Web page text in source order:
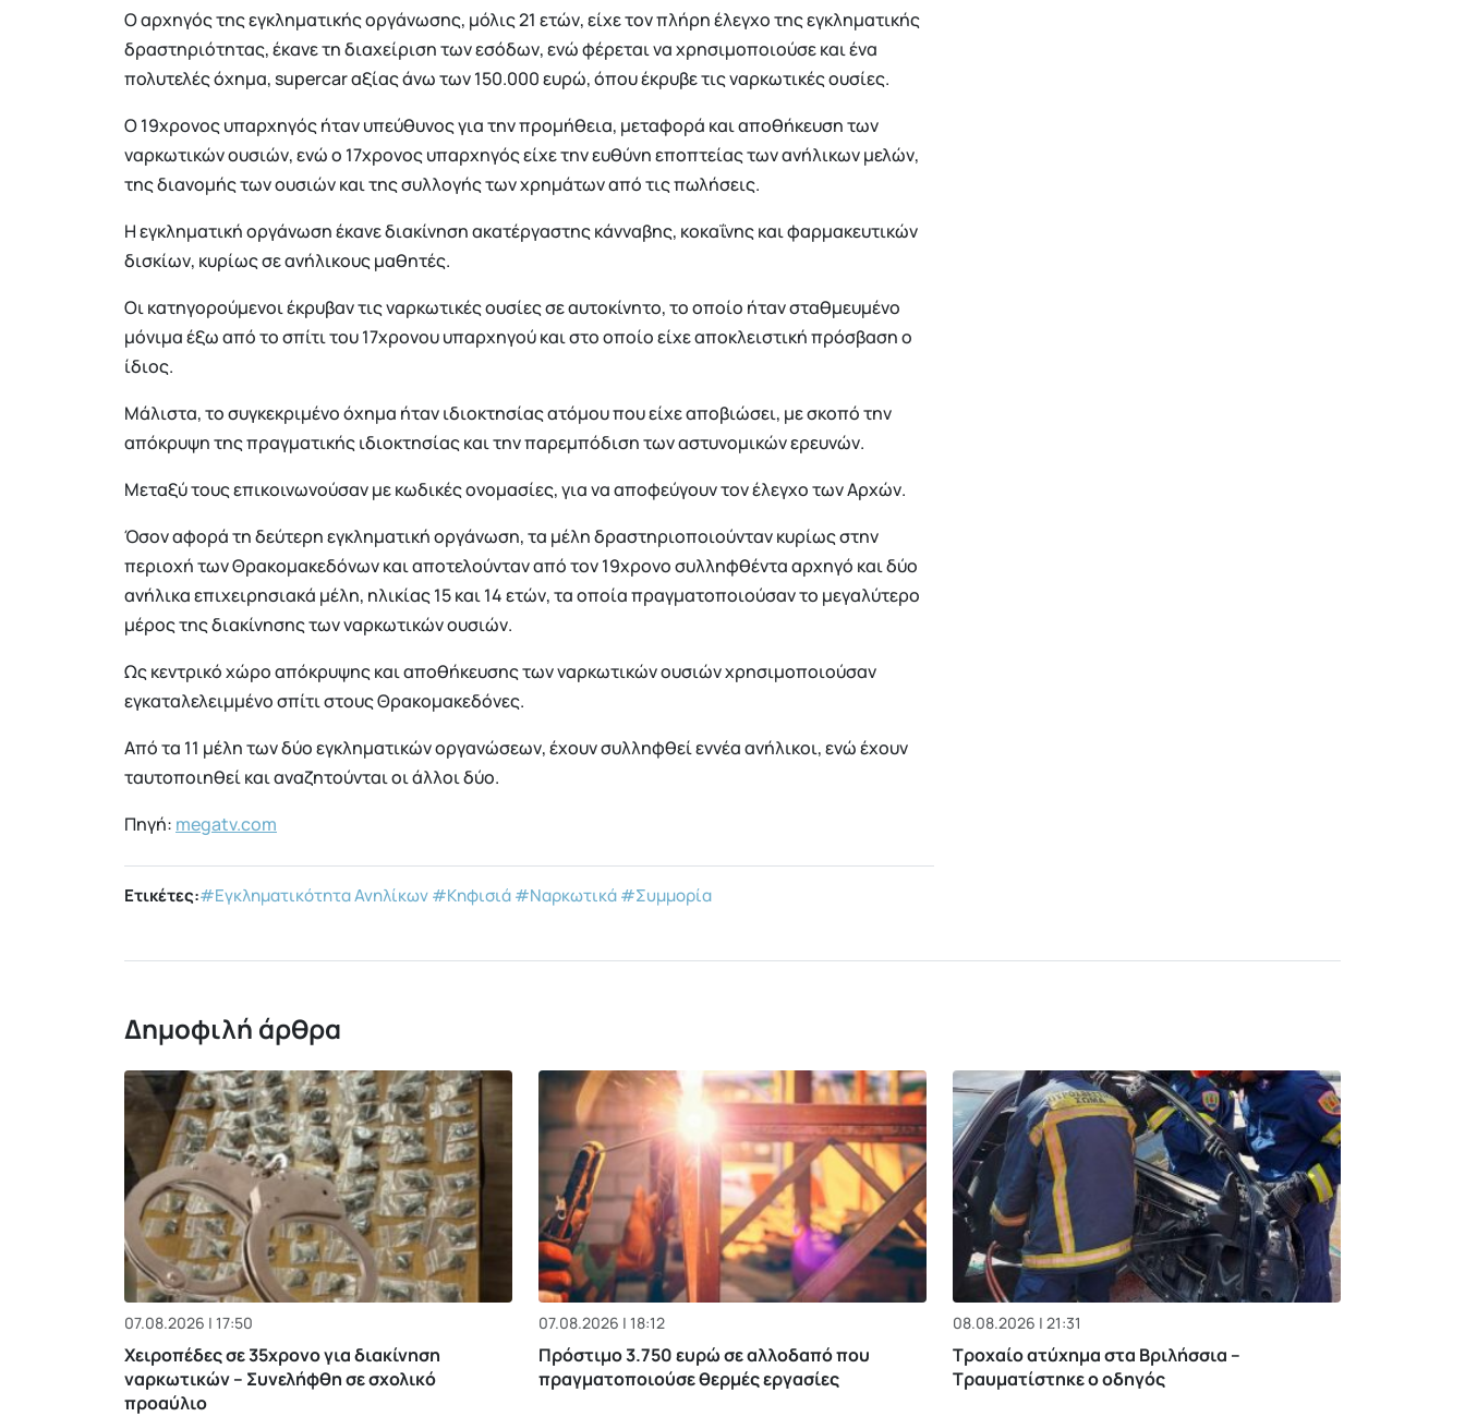
Ο αρχηγός της εγκληματικής οργάνωσης, μόλις 21 ετών, είχε τον πλήρη έλεγχο της εγκληματικής
δραστηριότητας, έκανε τη διαχείριση των εσόδων, ενώ φέρεται να χρησιμοποιούσε και ένα
πολυτελές όχημα, supercar αξίας άνω των 150.000 ευρώ, όπου έκρυβε τις ναρκωτικές ουσίες.
Ο 19χρονος υπαρχηγός ήταν υπεύθυνος για την προμήθεια, μεταφορά και αποθήκευση των
ναρκωτικών ουσιών, ενώ ο 17χρονος υπαρχηγός είχε την ευθύνη εποπτείας των ανήλικων μελών,
της διανομής των ουσιών και της συλλογής των χρημάτων από τις πωλήσεις.
Η εγκληματική οργάνωση έκανε διακίνηση ακατέργαστης κάνναβης, κοκαΐνης και φαρμακευτικών
δισκίων, κυρίως σε ανήλικους μαθητές.
Οι κατηγορούμενοι έκρυβαν τις ναρκωτικές ουσίες σε αυτοκίνητο, το οποίο ήταν σταθμευμένο
μόνιμα έξω από το σπίτι του 17χρονου υπαρχηγού και στο οποίο είχε αποκλειστική πρόσβαση ο
ίδιος.
Μάλιστα, το συγκεκριμένο όχημα ήταν ιδιοκτησίας ατόμου που είχε αποβιώσει, με σκοπό την
απόκρυψη της πραγματικής ιδιοκτησίας και την παρεμπόδιση των αστυνομικών ερευνών.
Μεταξύ τους επικοινωνούσαν με κωδικές ονομασίες, για να αποφεύγουν τον έλεγχο των Αρχών.
Όσον αφορά τη δεύτερη εγκληματική οργάνωση, τα μέλη δραστηριοποιούνταν κυρίως στην
περιοχή των Θρακομακεδόνων και αποτελούνταν από τον 19χρονο συλληφθέντα αρχηγό και δύο
ανήλικα επιχειρησιακά μέλη, ηλικίας 15 και 14 ετών, τα οποία πραγματοποιούσαν το μεγαλύτερο
μέρος της διακίνησης των ναρκωτικών ουσιών.
Ως κεντρικό χώρο απόκρυψης και αποθήκευσης των ναρκωτικών ουσιών χρησιμοποιούσαν
εγκαταλελειμμένο σπίτι στους Θρακομακεδόνες.
Από τα 11 μέλη των δύο εγκληματικών οργανώσεων, έχουν συλληφθεί εννέα ανήλικοι, ενώ έχουν
ταυτοποιηθεί και αναζητούνται οι άλλοι δύο.
Πηγή: megatv.com
Ετικέτες:#Εγκληματικότητα Ανηλίκων#Κηφισιά#Ναρκωτικά#Συμμορία
Δημοφιλή άρθρα
07.08.2026 | 17:50
Χειροπέδες σε 35χρονο για διακίνηση
ναρκωτικών – Συνελήφθη σε σχολικό
προαύλιο
07.08.2026 | 18:12
Πρόστιμο 3.750 ευρώ σε αλλοδαπό που
πραγματοποιούσε θερμές εργασίες
08.08.2026 | 21:31
Τροχαίο ατύχημα στα Βριλήσσια –
Τραυματίστηκε ο οδηγός